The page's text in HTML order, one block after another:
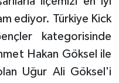
ediyor. Türkiye Kick
kategorisinde
Hakan Göksel ile
Uğur Ali Göksel'i